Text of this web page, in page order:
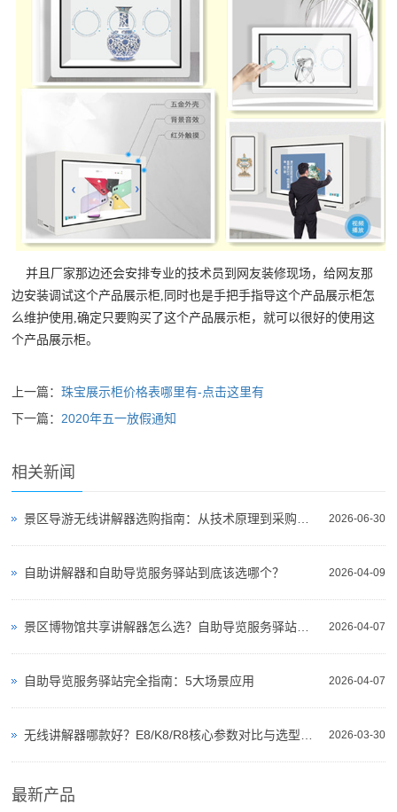
并且厂家那边还会安排专业的技术员到网友装修现场，给网友那
边安装调试这个产品展示柜,同时也是手把手指导这个产品展示柜怎
么维护使用,确定只要购买了这个产品展示柜，就可以很好的使用这
个产品展示柜。
上一篇：珠宝展示柜价格表哪里有-点击这里有
下一篇：2020年五一放假通知
相关新闻
2026-06-30
景区导游无线讲解器选购指南：从技术原理到采购决策
2026-04-09
自助讲解器和自助导览服务驿站到底该选哪个？
2026-04-07
景区博物馆共享讲解器怎么选？自助导览服务驿站部署全攻略（2026版）
2026-04-07
自助导览服务驿站完全指南：5大场景应用
2026-03-30
无线讲解器哪款好？E8/K8/R8核心参数对比与选型指南
最新产品